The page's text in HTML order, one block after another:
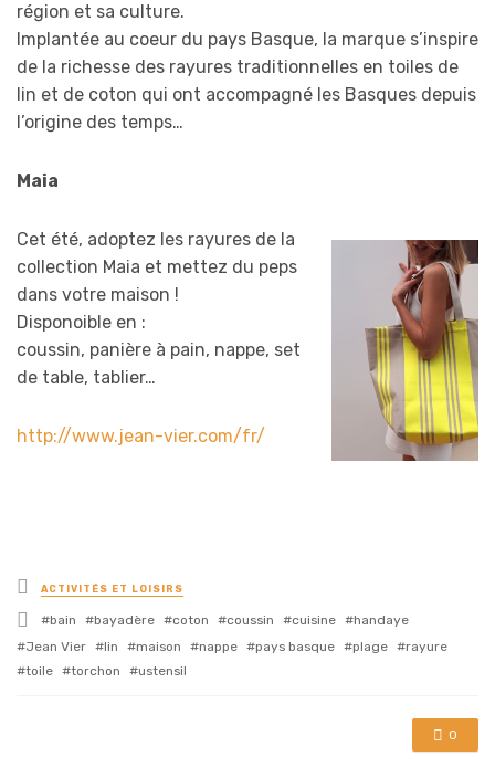
région et sa culture.
Implantée au coeur du pays Basque, la marque s’inspire
de la richesse des rayures traditionnelles en toiles de
lin et de coton qui ont accompagné les Basques depuis
l’origine des temps…
Maia
Cet été, adoptez les rayures de la
collection Maia et mettez du peps
dans votre maison !
Disponoible en :
coussin, panière à pain, nappe, set
de table, tablier…
http://www.jean-vier.com/fr/
Posted
in
ACTIVITÉS ET LOISIRS
Tagged
with
bain bayadère coton coussin cuisine
handaye
Jean Vier
lin maison nappe pays basque plage
rayure
toile
torchon ustensil
0